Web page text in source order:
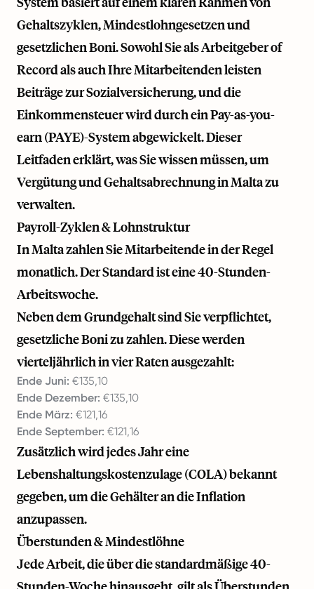
Gehaltszyklen, Mindestlohngesetzen und
gesetzlichen Boni. Sowohl Sie als Arbeitgeber of
Record als auch Ihre Mitarbeitenden leisten
Beiträge zur Sozialversicherung, und die
Einkommensteuer wird durch ein Pay-as-you-
earn (PAYE)-System abgewickelt. Dieser
Leitfaden erklärt, was Sie wissen müssen, um
Vergütung und Gehaltsabrechnung in Malta zu
verwalten.
Payroll-Zyklen & Lohnstruktur
In Malta zahlen Sie Mitarbeitende in der Regel
monatlich. Der Standard ist eine 40-Stunden-
Arbeitswoche.
Neben dem Grundgehalt sind Sie verpflichtet,
gesetzliche Boni zu zahlen. Diese werden
vierteljährlich in vier Raten ausgezahlt:
Ende Juni: €135,10
Ende Dezember: €135,10
Ende März: €121,16
Ende September: €121,16
Zusätzlich wird jedes Jahr eine
Lebenshaltungskostenzulage (COLA) bekannt
gegeben, um die Gehälter an die Inflation
anzupassen.
Überstunden & Mindestlöhne
Jede Arbeit, die über die standardmäßige 40-